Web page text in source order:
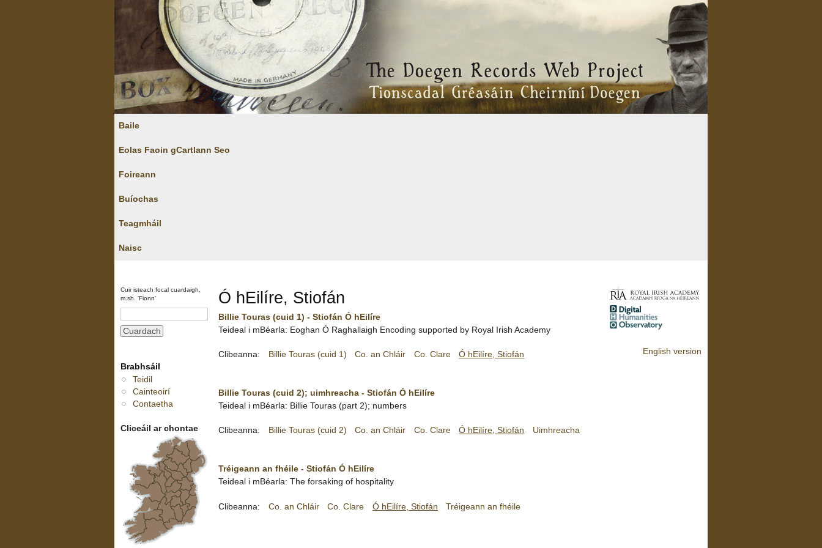
Baile
Eolas Faoin gCartlann Seo
Foireann
Buíochas
Teagmháil
Naisc
Cuir isteach focal cuardaigh,
m.sh. 'Fionn'
Brabhsáil
Teidil
Cainteoirí
Contaetha
Cliceáil ar chontae
Ó hEilíre, Stiofán
Billie Touras (cuid 1) - Stiofán Ó hEilíre
Teideal i mBéarla: Eoghan Ó Raghallaigh Encoding supported by Royal Irish Academy
Clibeanna: Billie Touras (cuid 1) Co. an Chláir Co. Clare Ó hEilíre, Stiofán
Billie Touras (cuid 2); uimhreacha - Stiofán Ó hEilíre
Teideal i mBéarla: Billie Touras (part 2); numbers
Clibeanna: Billie Touras (cuid 2) Co. an Chláir Co. Clare Ó hEilíre, Stiofán Uimhreacha
Tréigeann an fhéile - Stiofán Ó hEilíre
Teideal i mBéarla: The forsaking of hospitality
Clibeanna: Co. an Chláir Co. Clare Ó hEilíre, Stiofán Tréigeann an fhéile
English version